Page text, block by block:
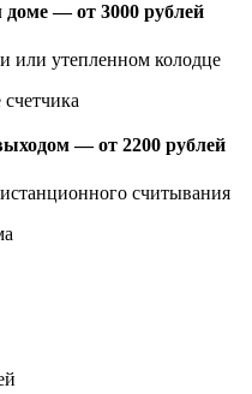
доме — от 3000 рублей
или утепленном колодце
— от 2200 рублей
считывания